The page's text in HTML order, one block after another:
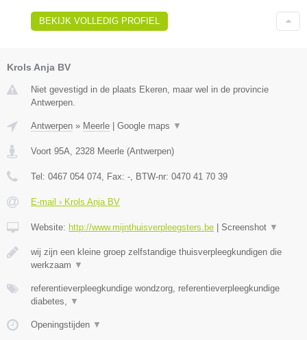
BEKIJK VOLLEDIG PROFIEL
Krols Anja BV
Niet gevestigd in de plaats Ekeren, maar wel in de provincie
Antwerpen.
Antwerpen » Meerle Google maps ▼
Voort 95A 2328 Meerle (Antwerpen)
Tel: 0467 054 074 , Fax: - , BTW-nr: 0470 41 70 39
E-mail › Krols Anja BV
Website: http://www.mijnthuisverpleegsters.be Screenshot ▼
wij zijn een kleine groep zelfstandige thuisverpleegkundigen die
werkzaam ▼
referentieverpleegkundige wondzorg, referentieverpleegkundige
diabetes,
▼
Openingstijden ▼